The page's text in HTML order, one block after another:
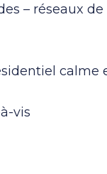
– réseaux de
calme
vis